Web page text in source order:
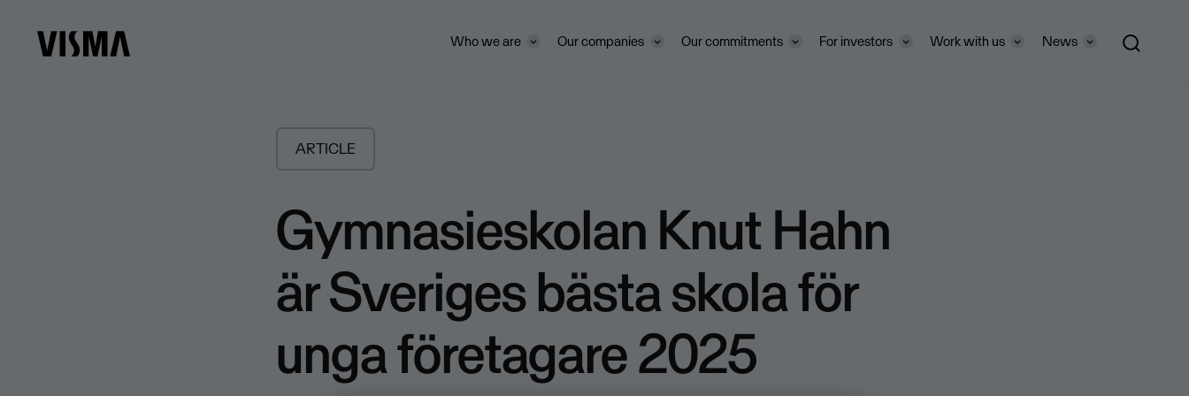
Who we are Our companies Our commitments For investors Work with us News
ARTICLE
Gymnasieskolan Knut Hahn
är Sveriges bästa skola för
unga företagare 2025